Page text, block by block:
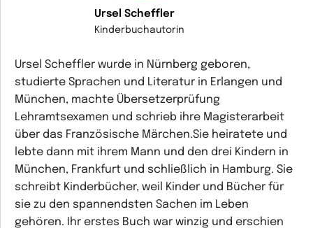
Ursel Scheffler
Kinderbuchautorin
Ursel Scheffler wurde in Nürnberg geboren,
studierte Sprachen und Literatur in Erlangen und
München, machte Übersetzerprüfung
Lehramtsexamen und schrieb ihre Magisterarbeit
über das Französische Märchen.Sie heiratete und
lebte dann mit ihrem Mann und den drei Kindern in
München, Frankfurt und schließlich in Hamburg. Sie
schreibt Kinderbücher, weil Kinder und Bücher für
sie zu den spannendsten Sachen im Leben
gehören. Ihr erstes Buch war winzig und erschien